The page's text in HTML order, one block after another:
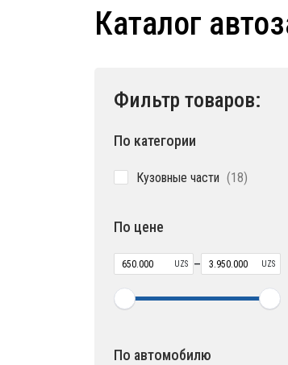
Каталог
Фильтр товаров:
По категории
Кузовные части 1818
По цене
UZS – UZS
По автомобилю